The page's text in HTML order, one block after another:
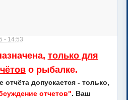
- 14:53
только для
о рыбалке.
отчёта допускается - только,
отчетов". Ваш